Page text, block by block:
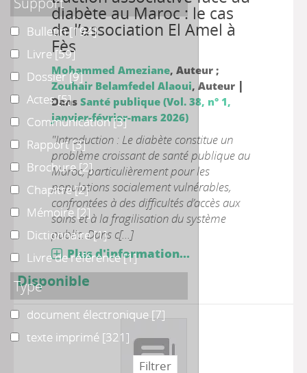
diabète au Maroc : le cas
de l’association El Amel à
Fès
Mohammed Ameziane, Auteur ;
Zouhair Belamfedel Alaoui, Auteur |
Dans Santé publique (Vol. 38, n° 1,
janvier-février-mars 2026)
"Introduction : Le diabète constitue un
problème croissant de santé publique au
Maroc, particulièrement pour les
populations socialement vulnérables,
confrontées à des difficultés d’accès aux
soins et à la fragilisation du système
public. Dans c[...]
Plus d'information...
Disponible
Bulletin
Bulletin[194]
LivreLivre[59]
Dossier
Dossier[9]
ActesActes[5]
Communication
Communication[3]
Rapport
Rapport[3]
Brochure
Brochure[2]
Chapitre
Chapitre[2]
Mémoire
Mémoire [2]
Dictionnaire
Dictionnaire[1]
Livre de référence
Livre de référence[1]
Type
document électronique
document électronique [7]
texte imprimé
texte imprimé [321]